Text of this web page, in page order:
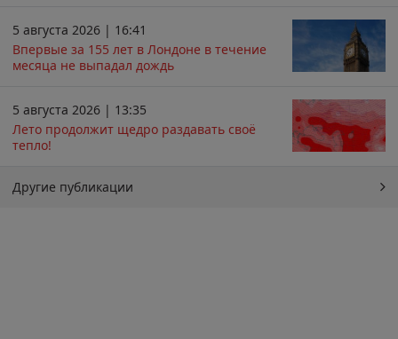
5 августа 2026 | 16:41
Впервые за 155 лет в Лондоне в течение
месяца не выпадал дождь
5 августа 2026 | 13:35
Лето продолжит щедро раздавать своё
тепло!
Другие публикации